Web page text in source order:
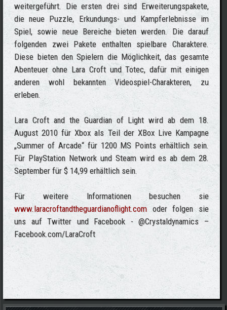
weitergeführt. Die ersten drei sind Erweiterungspakete,
die neue Puzzle, Erkundungs- und Kampferlebnisse im
Spiel, sowie neue Bereiche bieten werden. Die darauf
folgenden zwei Pakete enthalten spielbare Charaktere.
Diese bieten den Spielern die Möglichkeit, das gesamte
Abenteuer ohne Lara Croft und Totec, dafür mit einigen
anderen wohl bekannten Videospiel-Charakteren, zu
erleben.
Lara Croft and the Guardian of Light wird ab dem 18.
August 2010 für Xbox als Teil der XBox Live Kampagne
„Summer of Arcade“ für 1200 MS Points erhältlich sein.
Für PlayStation Network und Steam wird es ab dem 28.
September für $ 14,99 erhältlich sein.
Für weitere Informationen besuchen sie
www.laracroftandtheguardianoflight.com oder folgen sie
uns auf Twitter und Facebook - @Crystaldynamics –
Facebook.com/LaraCroft